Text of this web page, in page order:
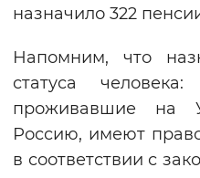
назначило 322
Напомним, что
статуса
проживавшие на
Россию, имеют
в соответствии с